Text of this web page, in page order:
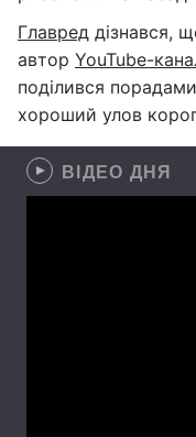
Главред дізнався,
автор YouTube-
поділився
хороший улов
ВІДЕО ДНЯ